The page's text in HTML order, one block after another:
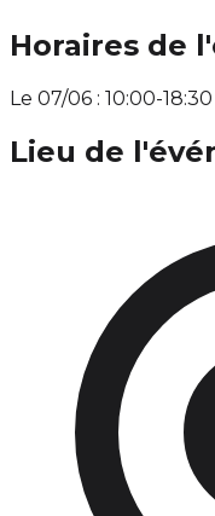
Horaires de
Le 07/06 : 10:00-18:30
Lieu de